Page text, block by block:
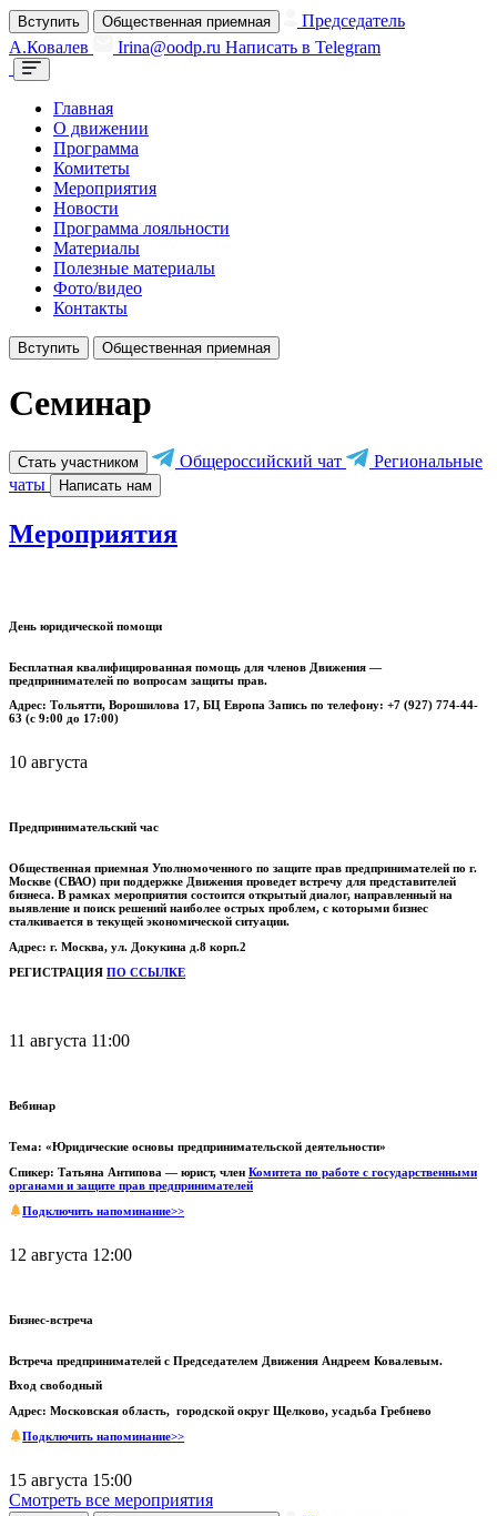
Вступить Общественная приемная
Председатель
А.Ковалев
Irina@oodp.ru Написать в Telegram
Главная
О движении
Программа
Комитеты
Мероприятия
Новости
Программа лояльности
Материалы
Полезные материалы
Фото/видео
Контакты
Вступить Общественная приемная
Семинар
Стать участником Общероссийский чат
Региональные
чаты
Написать нам
Мероприятия
День юридической помощи
Бесплатная квалифицированная помощь для членов Движения —
предпринимателей по вопросам защиты прав.
Адрес: Тольятти, Ворошилова 17, БЦ Европа Запись по телефону: +7 (927) 774-44-
63 (с 9:00 до 17:00)
10 августа
Предпринимательский час
Общественная приемная Уполномоченного по защите прав предпринимателей по г.
Москве (СВАО) при поддержке Движения проведет встречу для представителей
бизнеса. В рамках мероприятия состоится открытый диалог, направленный на
выявление и поиск решений наиболее острых проблем, с которыми бизнес
сталкивается в текущей экономической ситуации.
Адрес: г. Москва, ул. Докукина д.8 корп.2
РЕГИСТРАЦИЯ ПО ССЫЛКЕ
11 августа 11:00
Вебинар
Тема: «Юридические основы предпринимательской деятельности»
Спикер: Татьяна Антипова — юрист, член Комитета по работе с государственными
органами и защите прав предпринимателей
Подключить напоминание>>
12 августа 12:00
Бизнес-встреча
Встреча предпринимателей с Председателем Движения Андреем Ковалевым.
Вход свободный
Адрес: Московская область, городской округ Щелково, усадьба Гребнево
Подключить напоминание>>
15 августа 15:00
Смотреть все мероприятия